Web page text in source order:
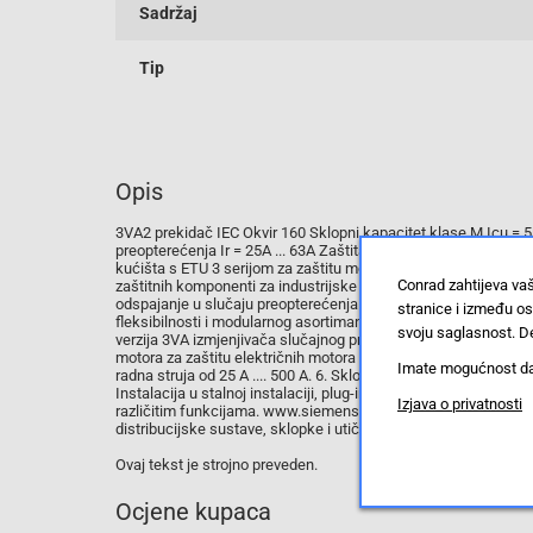
Sadržaj
Tip
Opis
3VA2 prekidač IEC Okvir 160 Sklopni kapacitet klase M Icu =
preopterećenja Ir = 25A ... 63A Zaštita od kratkog spoja Isd =
kućišta s ETU 3 serijom za zaštitu motora. 3VA prešani
zaštitnih komponenti za industrijske primjene i
odspajanje u slučaju preopterećenja i kratkog spoja. 3VA
fleksibilnosti i modularnog asortimana. Jedinstveni dodatak
verzija 3VA izmjenjivača slučajnog prekidača karakterizira: 1.
motora za zaštitu električnih motora od kratkog spoja i
radna struja od 25 A .... 500 A. 6. Sklopni kapacitet 55 kA i
Instalacija u stalnoj instalaciji, plug-in tehnologija, mogućnost
različitim funkcijama. www.siemens.de/3VA. Siemens nudi
distribucijske sustave, sklopke i utičnice za sigurnu,
Ovaj tekst je strojno preveden.
Ocjene kupaca
Conrad zahtijeva
stranice i između
svoju saglasnost.
Imate mogućnost
Izjava o privatnosti